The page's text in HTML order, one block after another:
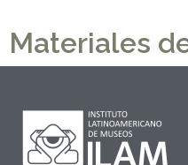
Materiales